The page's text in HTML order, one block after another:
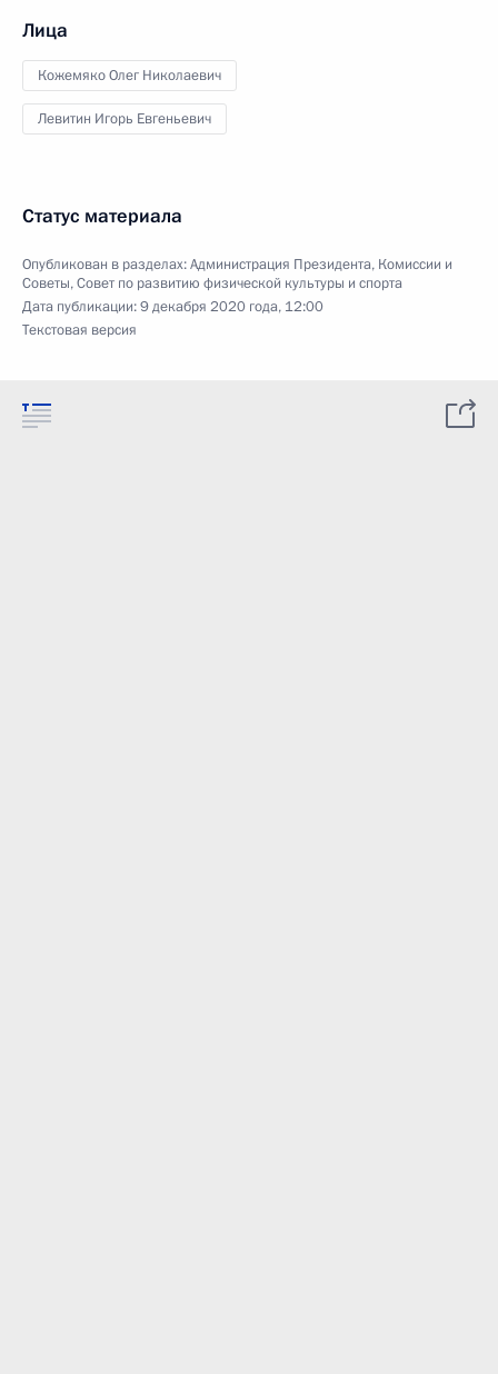
Лица
Кожемяко Олег Николаевич
Левитин Игорь Евгеньевич
Статус материала
Опубликован в разделах:Администрация Президента, Комиссии и
Советы,Совет по развитию физической культуры и спорта
Дата публикации:9 декабря 2020 года, 12:00
Текстовая версия